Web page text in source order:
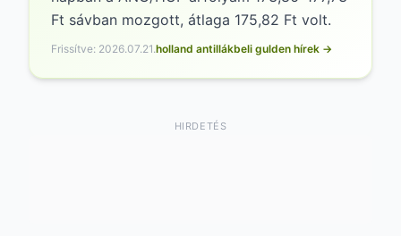
Ft sávban mozgott, átlaga 175,82 Ft volt.
Frissítve: 2026.07.21.holland antillákbeli gulden hírek →
HIRDETÉS